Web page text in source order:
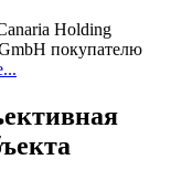
Holding
покупателю